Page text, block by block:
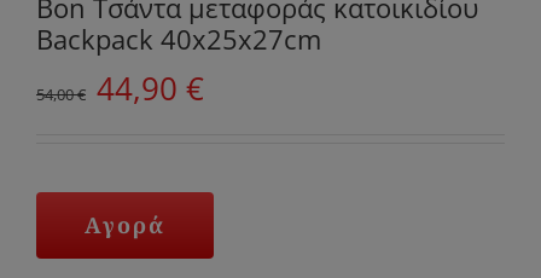
Bon Τσάντα μεταφοράς κατοικιδίου
Backpack 40x25x27cm
54,00€
Original
price
44,90 €Η
Αγορά